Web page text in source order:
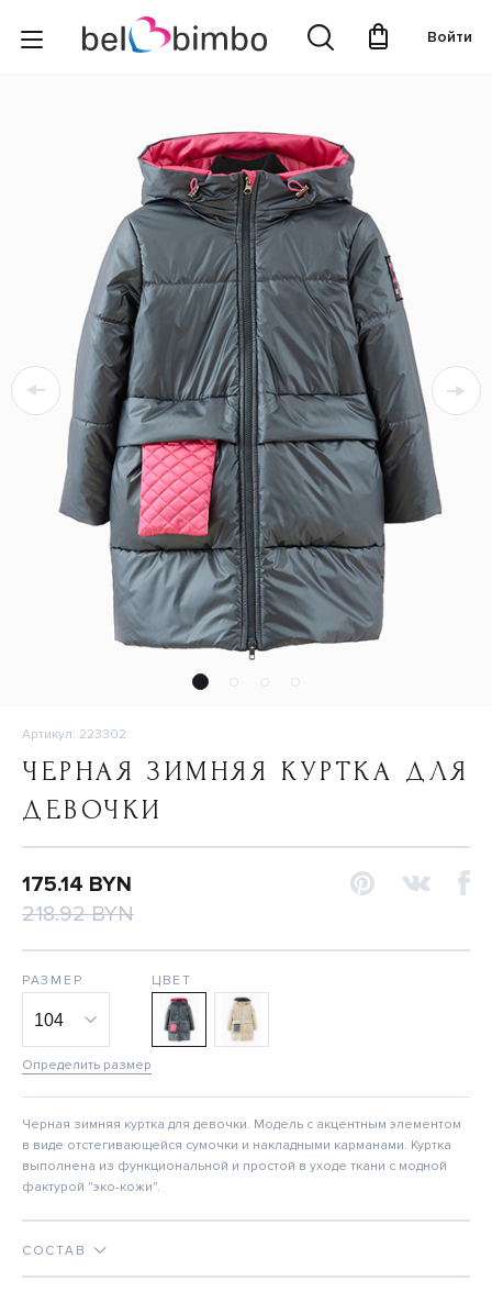
Войти
Артикул: 223302
ЧЕРНАЯ ЗИМНЯЯ КУРТКА ДЛЯ
ДЕВОЧКИ
175.14 BYN
218.92 BYN
РАЗМЕР
Определить размер
ЦВЕТ
Черная зимняя куртка для девочки. Модель с акцентным элементом
в виде отстегивающейся сумочки и накладными карманами. Куртка
выполнена из функциональной и простой в уходе ткани с модной
фактурой "эко-кожи".
СОСТАВ